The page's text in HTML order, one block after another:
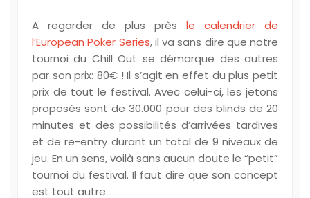
A regarder de plus près le calendrier de
l’European Poker Series, il va sans dire que notre
tournoi du Chill Out se démarque des autres
par son prix: 80€ ! Il s’agit en effet du plus petit
prix de tout le festival. Avec celui-ci, les jetons
proposés sont de 30.000 pour des blinds de 20
minutes et des possibilités d’arrivées tardives
et de re-entry durant un total de 9 niveaux de
jeu. En un sens, voilà sans aucun doute le “petit”
tournoi du festival. Il faut dire que son concept
est tout autre…